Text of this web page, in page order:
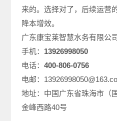
来的。选择对了，后续运营
降本增效。
广东康宝莱智慧水务有限公
手机： 13926998050
电话： 400-806-0756
电邮：
地址：中国广东省珠海市（
金峰西路40号